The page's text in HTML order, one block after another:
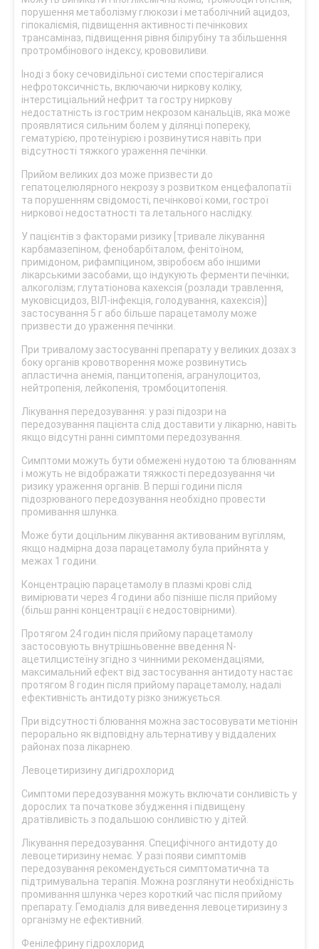
порушення метаболізму глюкози і метаболічний ацидоз,
гіпокаліємія, підвищення активності печінкових
трансаміназ, підвищення рівня білірубіну та збільшення
протромбінового індексу, крововиливи.
Іноді з боку сечовидільної системи спостерігалися
нефротоксичність, включаючи ниркову коліку,
інтерстиціальний нефрит та гостру ниркову
недостатність із гострим некрозом канальців, яка може
проявлятися сильним болем у ділянці попереку,
гематурією, протеїнурією і розвинутися навіть при
відсутності тяжкого ураження печінки.
Прийом великих доз може призвести до
гепатоцелюлярного некрозу з розвитком енцефалопатії
та порушенням свідомості, печінкової коми, гострої
ниркової недостатності та летального наслідку.
У пацієнтів з факторами ризику [тривале лікування
карбамазепіном, фенобарбіталом, фенітоїном,
примідоном, рифампіцином, звіробоєм або іншими
лікарськими засобами, що індукують ферменти печінки;
алкоголізм; глутатіонова кахексія (розлади травлення,
муковісцидоз, ВІЛ-інфекція, голодування, кахексія)]
застосування 5 г або більше парацетамолу може
призвести до ураження печінки.
При тривалому застосуванні препарату у великих дозах з
боку органів кровотворення може розвинутись
апластична анемія, панцитопенія, агранулоцитоз,
нейтропенія, лейкопенія, тромбоцитопенія.
Лікування передозування: у разі підозри на
передозування пацієнта слід доставити у лікарню, навіть
якщо відсутні ранні симптоми передозування.
Симптоми можуть бути обмежені нудотою та блюванням
і можуть не відображати тяжкості передозування чи
ризику ураження органів. В перші години після
підозрюваного передозування необхідно провести
промивання шлунка.
Може бути доцільним лікування активованим вугіллям,
якщо надмірна доза парацетамолу була прийнята у
межах 1 години.
Концентрацію парацетамолу в плазмі крові слід
вимірювати через 4 години або пізніше після прийому
(більш ранні концентрації є недостовірними).
Протягом 24 годин після прийому парацетамолу
застосовують внутрішньовенне введення N-
ацетилцистеїну згідно з чинними рекомендаціями,
максимальний ефект від застосування антидоту настає
протягом 8 годин після прийому парацетамолу, надалі
ефективність антидоту різко знижується.
При відсутності блювання можна застосовувати метіонін
перорально як відповідну альтернативу у віддалених
районах поза лікарнею.
Левоцетиризину дигідрохлорид
Симптоми передозування можуть включати сонливість у
дорослих та початкове збудження і підвищену
дратівливість з подальшою сонливістю у дітей.
Лікування передозування. Специфічного антидоту до
левоцетиризину немає. У разі появи симптомів
передозування рекомендується симптоматична та
підтримувальна терапія. Можна розглянути необхідність
промивання шлунка через короткий час після прийому
препарату. Гемодіаліз для виведення левоцетиризину з
організму не ефективний.
Фенілефрину гідрохлорид